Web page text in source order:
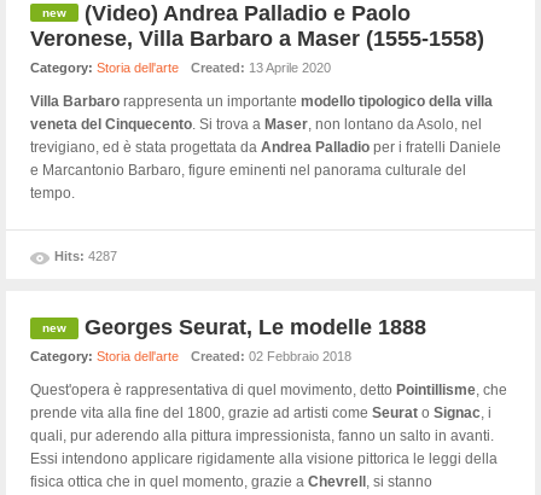
(Video) Andrea Palladio e Paolo
Veronese, Villa Barbaro a Maser (1555-1558)
Category: Storia dell'arte Created: 13 Aprile 2020
Villa Barbaro rappresenta un importante modello tipologico della villa
veneta del Cinquecento. Si trova a Maser, non lontano da Asolo, nel
trevigiano, ed è stata progettata da Andrea Palladio per i fratelli Daniele
e Marcantonio Barbaro, figure eminenti nel panorama culturale del
tempo.
Hits: 4287
Georges Seurat, Le modelle 1888
Category: Storia dell'arte Created: 02 Febbraio 2018
Quest'opera è rappresentativa di quel movimento, detto Pointillisme, che
prende vita alla fine del 1800, grazie ad artisti come Seurat o Signac, i
quali, pur aderendo alla pittura impressionista, fanno un salto in avanti.
Essi intendono applicare rigidamente alla visione pittorica le leggi della
fisica ottica che in quel momento, grazie a Chevrell , si stanno